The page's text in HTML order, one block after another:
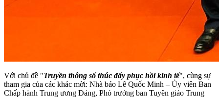
Với chủ đề "Truyền thông số thúc đẩy phục hồi kinh tế", cùng sự
tham gia của các khác mời: Nhà báo Lê Quốc Minh – Ủy viên Ban
Chấp hành Trung ương Đảng, Phó trưởng ban Tuyên giáo Trung